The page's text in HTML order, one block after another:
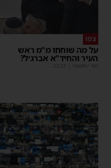
צפו
על מה שוחחו מ"מ ראש
העיר והחיד"א אברג׳ל?
יוסי יחזקאלי 23:37